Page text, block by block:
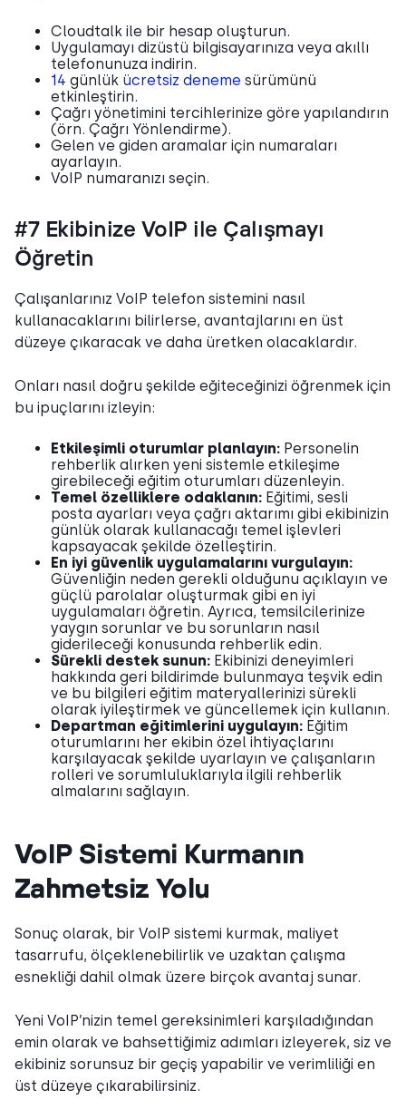
Cloudtalk ile bir hesap oluşturun.
Uygulamayı dizüstü bilgisayarınıza veya akıllı
telefonunuza indirin.
14 günlük ücretsiz deneme sürümünü
etkinleştirin.
Çağrı yönetimini tercihlerinize göre yapılandırın
(örn. Çağrı Yönlendirme).
Gelen ve giden aramalar için numaraları
ayarlayın.
VoIP numaranızı seçin.
#7 Ekibinize VoIP ile Çalışmayı
Öğretin
Çalışanlarınız VoIP telefon sistemini nasıl
kullanacaklarını bilirlerse, avantajlarını en üst
düzeye çıkaracak ve daha üretken olacaklardır.
Onları nasıl doğru şekilde eğiteceğinizi öğrenmek için
bu ipuçlarını izleyin:
Etkileşimli oturumlar planlayın: Personelin
rehberlik alırken yeni sistemle etkileşime
girebileceği eğitim oturumları düzenleyin.
Temel özelliklere odaklanın: Eğitimi, sesli
posta ayarları veya çağrı aktarımı gibi ekibinizin
günlük olarak kullanacağı temel işlevleri
kapsayacak şekilde özelleştirin.
En iyi güvenlik uygulamalarını vurgulayın:
Güvenliğin neden gerekli olduğunu açıklayın ve
güçlü parolalar oluşturmak gibi en iyi
uygulamaları öğretin. Ayrıca, temsilcilerinize
yaygın sorunlar ve bu sorunların nasıl
giderileceği konusunda rehberlik edin.
Sürekli destek sunun: Ekibinizi deneyimleri
hakkında geri bildirimde bulunmaya teşvik edin
ve bu bilgileri eğitim materyallerinizi sürekli
olarak iyileştirmek ve güncellemek için kullanın.
Departman eğitimlerini uygulayın: Eğitim
oturumlarını her ekibin özel ihtiyaçlarını
karşılayacak şekilde uyarlayın ve çalışanların
rolleri ve sorumluluklarıyla ilgili rehberlik
almalarını sağlayın.
VoIP Sistemi Kurmanın
Zahmetsiz Yolu
Sonuç olarak, bir VoIP sistemi kurmak, maliyet
tasarrufu, ölçeklenebilirlik ve uzaktan çalışma
esnekliği dahil olmak üzere birçok avantaj sunar.
Yeni VoIP’nizin temel gereksinimleri karşıladığından
emin olarak ve bahsettiğimiz adımları izleyerek, siz ve
ekibiniz sorunsuz bir geçiş yapabilir ve verimliliği en
üst düzeye çıkarabilirsiniz.